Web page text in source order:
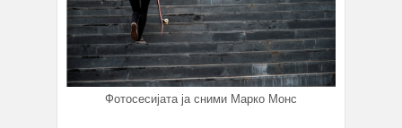
Фотосесијата ја сними Марко Монс